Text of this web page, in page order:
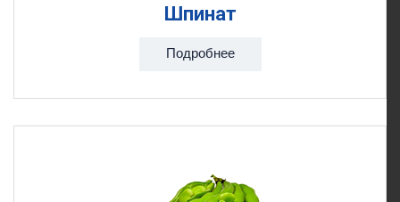
Шпинат
Подробнее